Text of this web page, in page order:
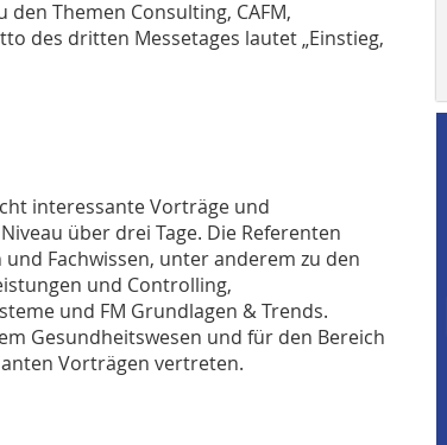
Themen Consulting, CAFM,
des dritten Messetages lautet „Einstieg,
interessante Vorträge und
über drei Tage. Die Referenten
Fachwissen, unter anderem zu den
und Controlling,
und FM Grundlagen & Trends.
Gesundheitswesen und für den Bereich
Vorträgen vertreten.